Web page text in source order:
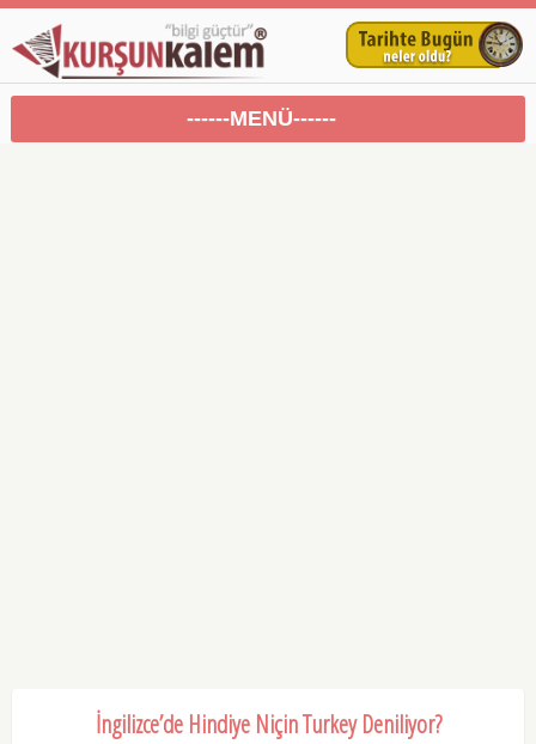
------MENÜ------
İngilizce’de Hindiye Niçin Turkey Deniliyor?